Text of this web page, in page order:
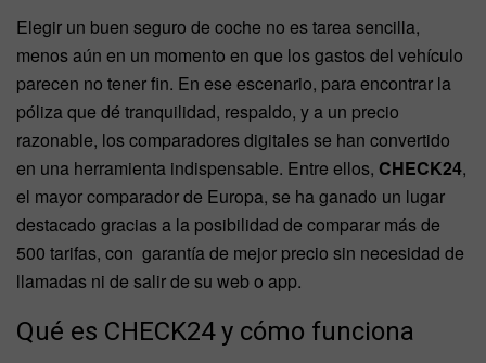
Elegir un buen seguro de coche no es tarea sencilla,
menos aún en un momento en que los gastos del vehículo
parecen no tener fin. En ese escenario, para encontrar la
póliza que dé tranquilidad, respaldo, y a un precio
razonable, los comparadores digitales se han convertido
en una herramienta indispensable. Entre ellos, CHECK24,
el mayor comparador de Europa, se ha ganado un lugar
destacado gracias a la posibilidad de comparar más de
500 tarifas, con garantía de mejor precio sin necesidad de
llamadas ni de salir de su web o app.
Qué es CHECK24 y cómo funciona